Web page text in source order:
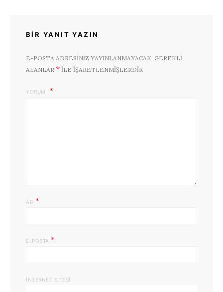
BIR YANIT YAZIN
E-POSTA ADRESINIZ YAYINLANMAYACAK. GEREKLI
ALANLAR * ILE IŞARETLENMIŞLERDIR
YORUM
AD *
E-POSTA *
İNTERNET SITESI